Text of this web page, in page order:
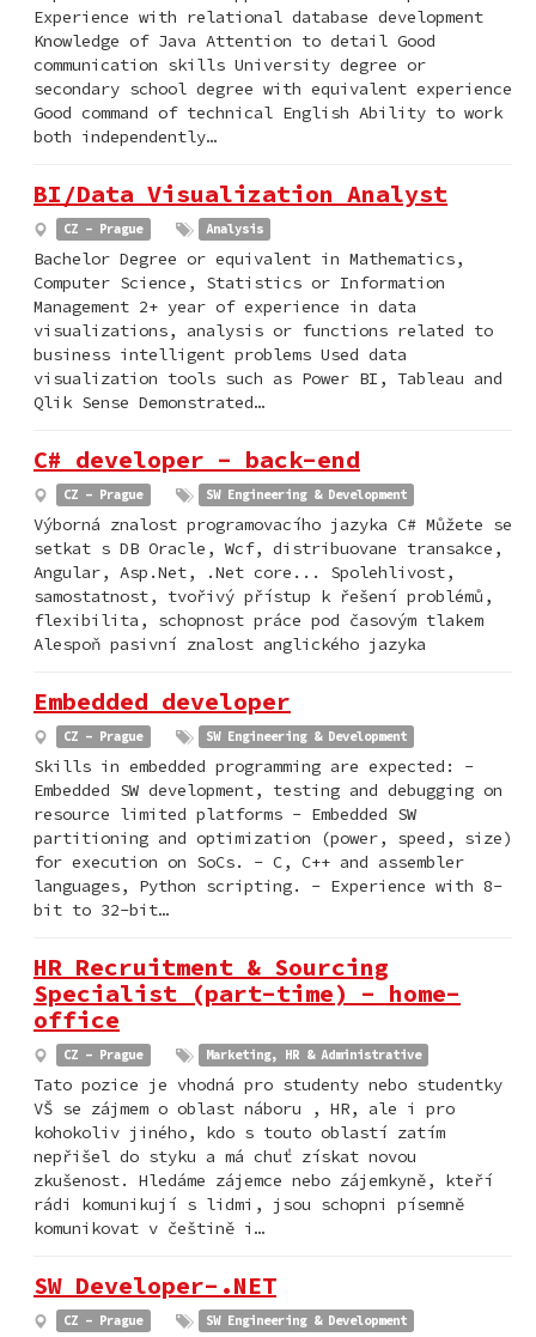
Experience with relational database development
Knowledge of Java Attention to detail Good
communication skills University degree or
secondary school degree with equivalent experience
Good command of technical English Ability to work
both independently…
BI/Data Visualization Analyst
CZ - Prague Analysis
Bachelor Degree or equivalent in Mathematics,
Computer Science, Statistics or Information
Management 2+ year of experience in data
visualizations, analysis or functions related to
business intelligent problems Used data
visualization tools such as Power BI, Tableau and
Qlik Sense Demonstrated…
C# developer - back-end
CZ - Prague SW Engineering & Development
Výborná znalost programovacího jazyka C# Můžete se
setkat s DB Oracle, Wcf, distribuovane transakce,
Angular, Asp.Net, .Net core... Spolehlivost,
samostatnost, tvořivý přístup k řešení problémů,
flexibilita, schopnost práce pod časovým tlakem
Alespoň pasivní znalost anglického jazyka
Embedded developer
CZ - Prague SW Engineering & Development
Skills in embedded programming are expected: -
Embedded SW development, testing and debugging on
resource limited platforms - Embedded SW
partitioning and optimization (power, speed, size)
for execution on SoCs. - C, C++ and assembler
languages, Python scripting. - Experience with 8-
bit to 32-bit…
HR Recruitment & Sourcing
Specialist (part-time) - home-
office
CZ - Prague Marketing, HR & Administrative
Tato pozice je vhodná pro studenty nebo studentky
VŠ se zájmem o oblast náboru , HR, ale i pro
kohokoliv jiného, kdo s touto oblastí zatím
nepřišel do styku a má chuť získat novou
zkušenost. Hledáme zájemce nebo zájemkyně, kteří
rádi komunikují s lidmi, jsou schopni písemně
komunikovat v češtině i…
SW Developer-.NET
CZ - Prague SW Engineering & Development